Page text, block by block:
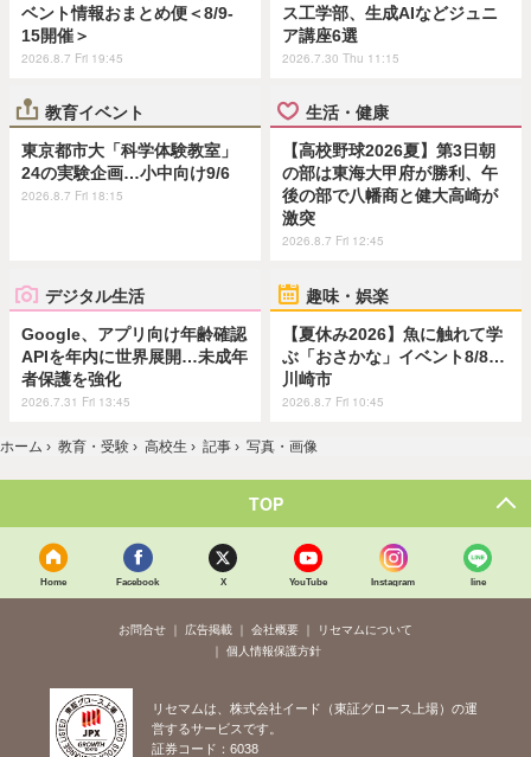
ベント情報おまとめ便＜8/9-
15開催＞
2026.8.7 Fri 19:45
ス工学部、生成AIなどジュニ
ア講座6選
2026.7.30 Thu 11:15
教育イベント
東京都市大「科学体験教室」
24の実験企画…小中向け9/6
2026.8.7 Fri 18:15
生活・健康
【高校野球2026夏】第3日朝
の部は東海大甲府が勝利、午
後の部で八幡商と健大高崎が
激突
2026.8.7 Fri 12:45
デジタル生活
Google、アプリ向け年齢確認
APIを年内に世界展開…未成年
者保護を強化
2026.7.31 Fri 13:45
趣味・娯楽
【夏休み2026】魚に触れて学
ぶ「おさかな」イベント8/8…
川崎市
2026.8.7 Fri 10:45
ホーム › 教育・受験 › 高校生 › 記事 › 写真・画像
TOP
Home Facebook X YouTube Instagram line
お問合せ 広告掲載 会社概要
リセマムについて
個人情報保護方針
リセマムは、株式会社イード（東証グロース上場）の運
営するサービスです。
証券コード：6038